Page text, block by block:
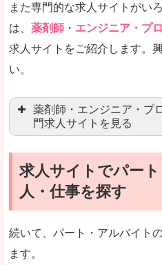
未経験 未経験の求人
営業職を探して
検索人気キーワ
使いやすさ
文字が大きくて
また専門的な求人サイトがい
は、 薬剤師 ・ エンジニア・プ
求人サイトをご紹介します。
い。
薬剤師・エンジニア・プ
門求人サイトを見る
マイナビ薬剤師
リクナビ薬剤師
ファルマスタッフ
薬キャリ(エムスリー)
ファーマキャリア
求人サイトでパー
人・仕事を探す
続いて、パート・アルバイト
ます。